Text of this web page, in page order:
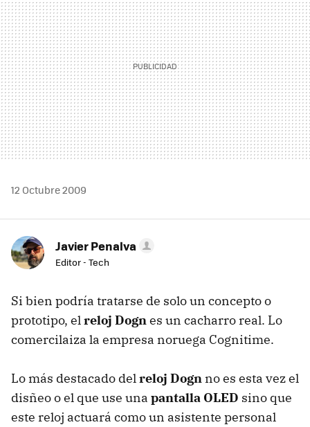
12 Octubre 2009
Javier Penalva
Editor - Tech
Si bien podría tratarse de solo un concepto o
prototipo, elreloj Dognes un cacharro real. Lo
comercilaiza la empresa noruega Cognitime.
Lo más destacado delreloj Dogn no es esta vez el
disñeo o el que use una pantalla OLED sino que
este reloj actuará como un asistente personal